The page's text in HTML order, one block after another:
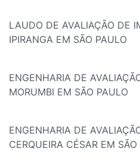
LAUDO DE AVALIAÇÃO DE
IPIRANGA EM SÃO PAULO
ENGENHARIA DE
MORUMBI EM SÃO PAULO
ENGENHARIA DE
CERQUEIRA CÉSAR EM